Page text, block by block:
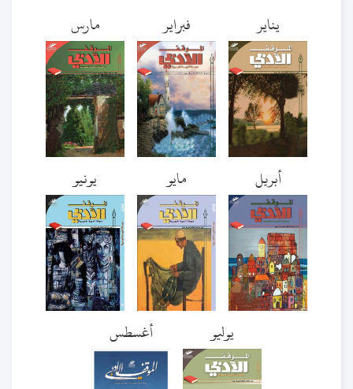
يناير فبراير مارس
أبريل مايو يونيو
يوليو أغسطس